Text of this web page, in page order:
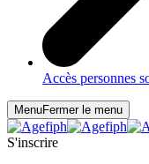
Accès personnes
MenuFermer le menu
S'inscrire